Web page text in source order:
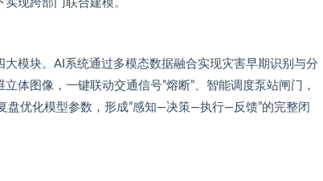
现跨部门联合建模。
模块。AI系统通过多模态数据融合实现灾害早期识别与分
体图像，一键联动交通信号”熔断”、智能调度泵站闸门，
优化模型参数，形成”感知—决策—执行—反馈”的完整闭